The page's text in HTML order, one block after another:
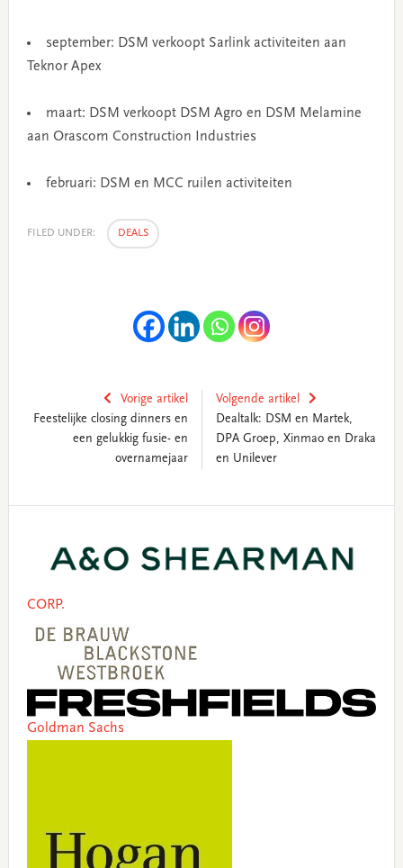
september: DSM verkoopt Sarlink activiteiten aan
Teknor Apex
maart: DSM verkoopt DSM Agro en DSM Melamine
aan Orascom Construction Industries
februari: DSM en MCC ruilen activiteiten
FILED UNDER: DEALS
Vorige artikel
Feestelijke closing dinners en
een gelukkig fusie- en
overnamejaar
Volgende artikel
Dealtalk: DSM en Martek,
DPA Groep, Xinmao en Draka
en Unilever
CORP.
Goldman Sachs